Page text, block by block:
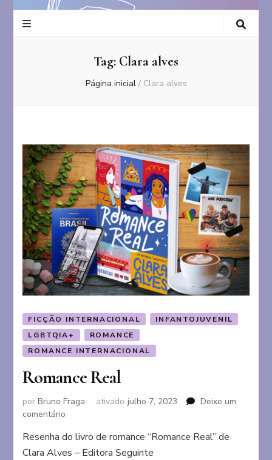
Tag: Clara alves
Página inicial / Clara alves
FICÇÃO INTERNACIONAL
INFANTOJUVENIL
LGBTQIA+
ROMANCE
ROMANCE INTERNACIONAL
Romance Real
porBruno Fraga ativado julho 7, 2023
Deixe um
comentário
Real
Resenha do livro de romance “Romance Real” de
Clara Alves – Editora Seguinte